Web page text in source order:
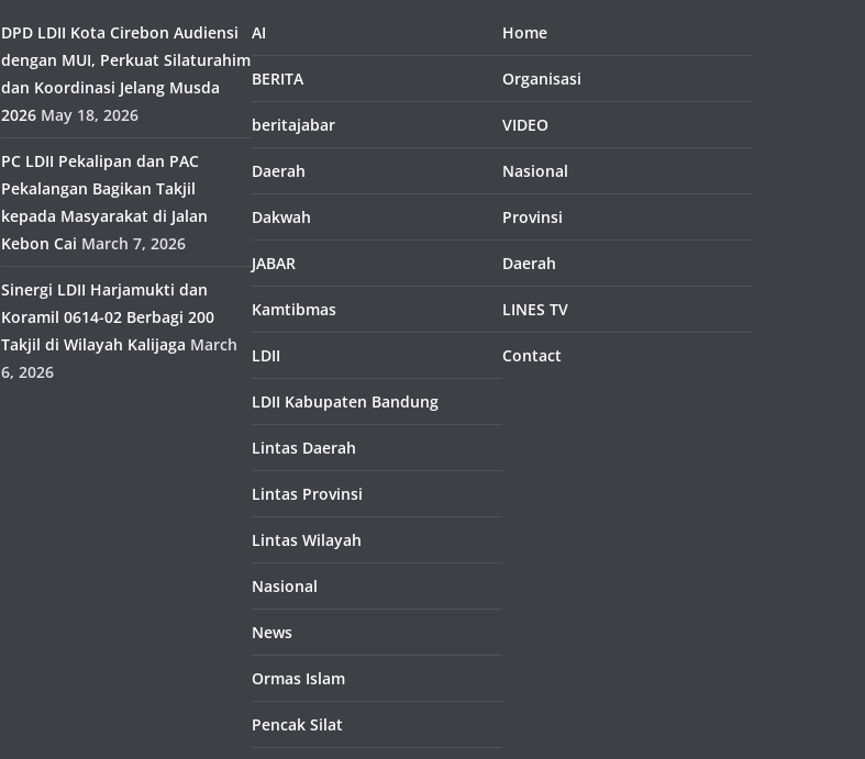
DPD LDII Kota Cirebon Audiensi
dengan MUI, Perkuat Silaturahim
dan Koordinasi Jelang Musda
2026 May 18, 2026
PC LDII Pekalipan dan PAC
Pekalangan Bagikan Takjil
kepada Masyarakat di Jalan
Kebon Cai March 7, 2026
Sinergi LDII Harjamukti dan
Koramil 0614-02 Berbagi 200
Takjil di Wilayah Kalijaga March
6, 2026
AI
BERITA
beritajabar
Daerah
Dakwah
JABAR
Kamtibmas
LDII
LDII Kabupaten Bandung
Lintas Daerah
Lintas Provinsi
Lintas Wilayah
Nasional
News
Ormas Islam
Pencak Silat
Home
Organisasi
VIDEO
Nasional
Provinsi
Daerah
LINES TV
Contact